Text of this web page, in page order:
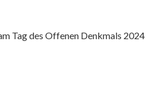
Tag des Offenen Denkmals 2024